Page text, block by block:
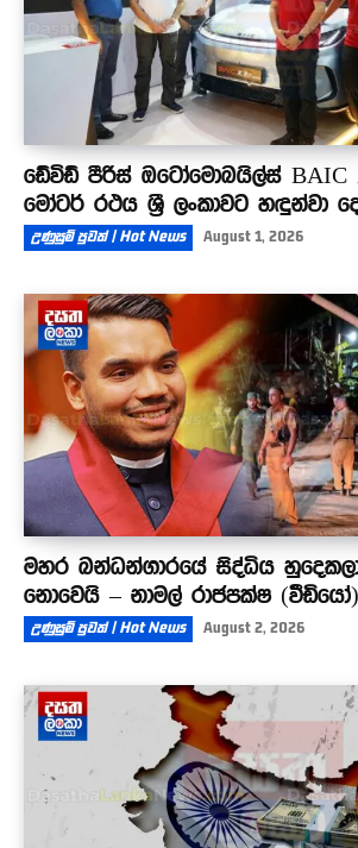
ඩේවිඩ් පීරිස් ඔටෝමොබයිල්ස් BAIC
මෝටර් රථය ශ්‍රී ලංකාවට හඳුන්වා
උණුසුම් පුවත් | Hot News August 1, 2026
මහර බන්ධන්ගාරයේ සිද්ධිය
නොවෙයි – නාමල් රාජපක්ෂ (වීඩියෝ)
උණුසුම් පුවත් | Hot News August 2, 2026